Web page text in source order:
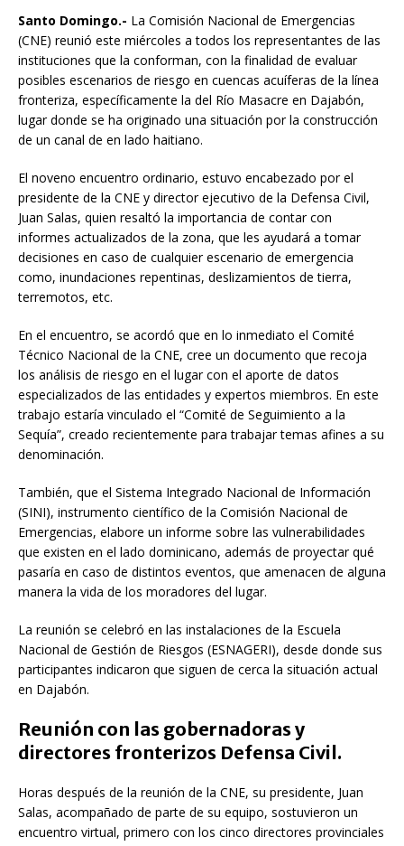
Santo Domingo.- La Comisión Nacional de Emergencias
(CNE) reunió este miércoles a todos los representantes de las
instituciones que la conforman, con la finalidad de evaluar
posibles escenarios de riesgo en cuencas acuíferas de la línea
fronteriza, específicamente la del Río Masacre en Dajabón,
lugar donde se ha originado una situación por la construcción
de un canal de en lado haitiano.
El noveno encuentro ordinario, estuvo encabezado por el
presidente de la CNE y director ejecutivo de la Defensa Civil,
Juan Salas, quien resaltó la importancia de contar con
informes actualizados de la zona, que les ayudará a tomar
decisiones en caso de cualquier escenario de emergencia
como, inundaciones repentinas, deslizamientos de tierra,
terremotos, etc.
En el encuentro, se acordó que en lo inmediato el Comité
Técnico Nacional de la CNE, cree un documento que recoja
los análisis de riesgo en el lugar con el aporte de datos
especializados de las entidades y expertos miembros. En este
trabajo estaría vinculado el “Comité de Seguimiento a la
Sequía”, creado recientemente para trabajar temas afines a su
denominación.
También, que el Sistema Integrado Nacional de Información
(SINI), instrumento científico de la Comisión Nacional de
Emergencias, elabore un informe sobre las vulnerabilidades
que existen en el lado dominicano, además de proyectar qué
pasaría en caso de distintos eventos, que amenacen de alguna
manera la vida de los moradores del lugar.
La reunión se celebró en las instalaciones de la Escuela
Nacional de Gestión de Riesgos (ESNAGERI), desde donde sus
participantes indicaron que siguen de cerca la situación actual
en Dajabón.
Reunión con las gobernadoras y
directores fronterizos Defensa Civil.
Horas después de la reunión de la CNE, su presidente, Juan
Salas, acompañado de parte de su equipo, sostuvieron un
encuentro virtual, primero con los cinco directores provinciales